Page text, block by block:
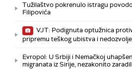
Tužilaštvo pokrenulo istragu
Filipovića
VJT: Podignuta optužnica
pripremu teškog ubistva i
Evropol: U Srbiji i Nemačkoj
migranata iz Sirije, nezakonito